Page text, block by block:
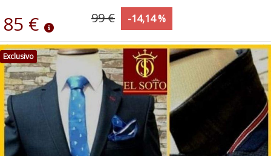
85 € 99 € -14,14 %
Exclusivo